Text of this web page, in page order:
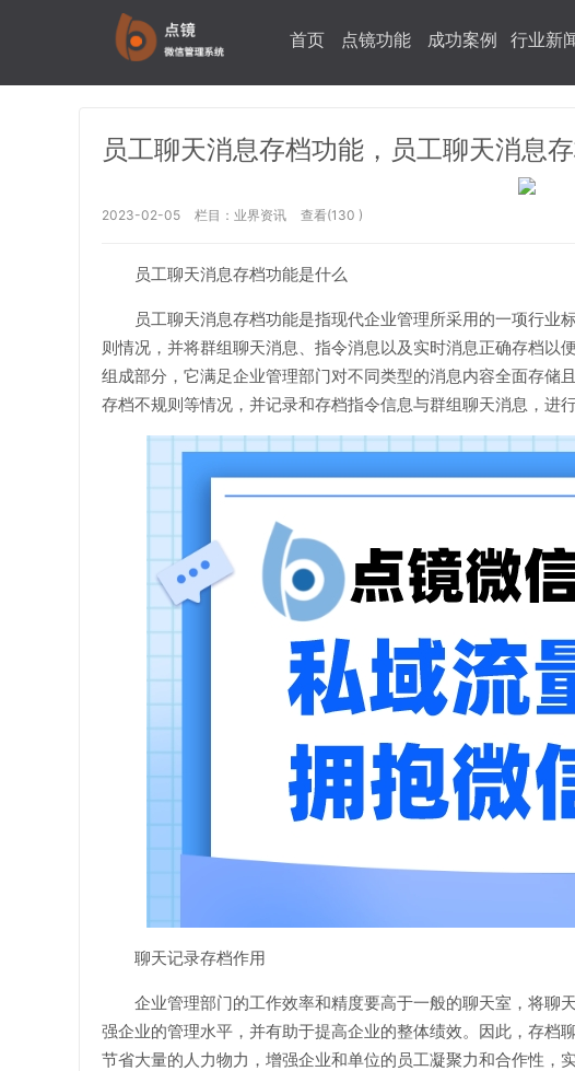
首页 点镜功能 成功案例 行业新
员工聊天消息存档功能，员工聊天消息
2023-02-05 栏目： 业界资讯 查看(130 )
员工聊天消息存档功能是什么
员工聊天消息存档功能是指现代企业管理所采用的一项行业
则情况，并将群组聊天消息、指令消息以及实时消息正确存档以
组成部分，它满足企业管理部门对不同类型的消息内容全面存储
存档不规则等情况，并记录和存档指令信息与群组聊天消息，进
聊天记录存档作用
企业管理部门的工作效率和精度要高于一般的聊天室，将聊
强企业的管理水平，并有助于提高企业的整体绩效。因此，存档
节省大量的人力物力，增强企业和单位的员工凝聚力和合作性，